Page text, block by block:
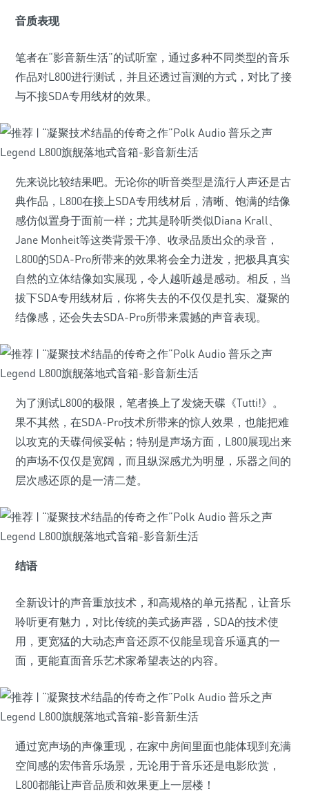
音质表现
笔者在“影音新生活”的试听室，通过多种不同类型的音乐
作品对L800进行测试，并且还透过盲测的方式，对比了接
与不接SDA专用线材的效果。
先来说比较结果吧。无论你的听音类型是流行人声还是古
典作品，L800在接上SDA专用线材后，清晰、饱满的结像
感仿似置身于面前一样；尤其是聆听类似Diana Krall、
Jane Monheit等这类背景干净、收录品质出众的录音，
L800的SDA-Pro所带来的效果将会全力迸发，把极具真实
自然的立体结像如实展现，令人越听越是感动。相反，当
拔下SDA专用线材后，你将失去的不仅仅是扎实、凝聚的
结像感，还会失去SDA-Pro所带来震撼的声音表现。
为了测试L800的极限，笔者换上了发烧天碟《Tutti!》。
果不其然，在SDA-Pro技术所带来的惊人效果，也能把难
以攻克的天碟伺候妥帖；特别是声场方面，L800展现出来
的声场不仅仅是宽阔，而且纵深感尤为明显，乐器之间的
层次感还原的是一清二楚。
结语
全新设计的声音重放技术，和高规格的单元搭配，让音乐
聆听更有魅力，对比传统的美式扬声器，SDA的技术使
用，更宽猛的大动态声音还原不仅能呈现音乐逼真的一
面，更能直面音乐艺术家希望表达的内容。
通过宽声场的声像重现，在家中房间里面也能体现到充满
空间感的宏伟音乐场景，无论用于音乐还是电影欣赏，
L800都能让声音品质和效果更上一层楼！